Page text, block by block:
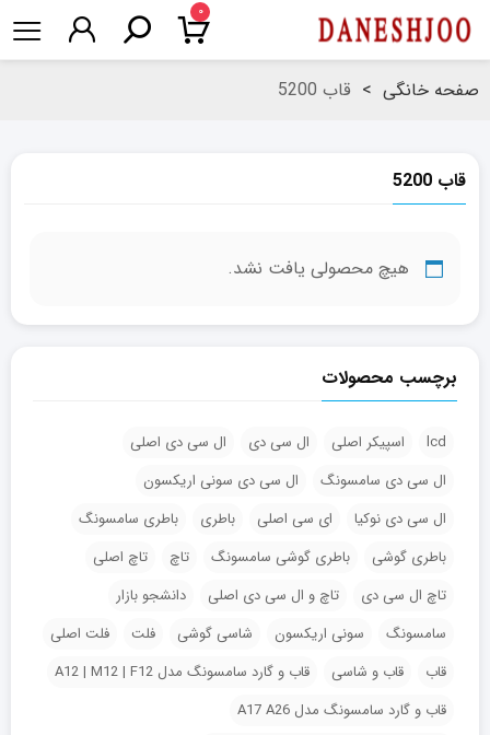
۰
صفحه خانگی > قاب 5200
قاب 5200
هیچ محصولی یافت نشد.
برچسب محصولات
lcd اسپیکر اصلی ال سی دی
ال سی دی اصلی
ال سی دی سامسونگ
ال سی دی سونی اریکسون
ال سی دی نوکیا
ای سی اصلی باطری
باطری سامسونگ
باطری گوشی
باطری گوشی سامسونگ تاچ
تاچ اصلی
تاچ ال سی دی
تاچ و ال سی دی اصلی
دانشجو بازار
سامسونگ
سونی اریکسون شاسی گوشی فلت
فلت اصلی
قاب
قاب و شاسی
قاب و گارد سامسونگ مدل A12 | M12 | F12
قاب و گارد سامسونگ مدل A17 A26